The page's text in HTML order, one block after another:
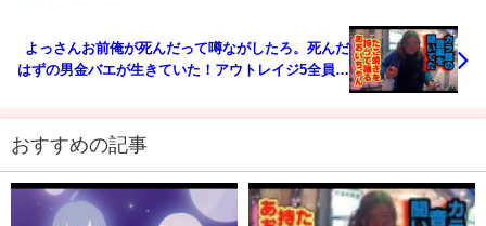
よっさんお前俺が死んだって噂ながしたろ。死んだ
はずの男金バエが生きていた！アウトレイジ5全員悪
像誰か作ってーｗ臨時特別増刊号
おすすめの記事